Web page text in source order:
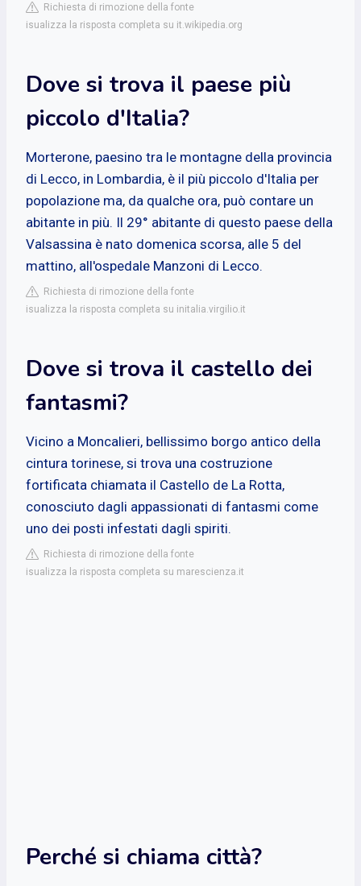
Richiesta di rimozione della fonte
isualizza la risposta completa su it.wikipedia.org
Dove si trova il paese più
piccolo d'Italia?
Morterone, paesino tra le montagne della provincia
di Lecco, in Lombardia, è il più piccolo d'Italia per
popolazione ma, da qualche ora, può contare un
abitante in più. Il 29° abitante di questo paese della
Valsassina è nato domenica scorsa, alle 5 del
mattino, all'ospedale Manzoni di Lecco.
Richiesta di rimozione della fonte
isualizza la risposta completa su initalia.virgilio.it
Dove si trova il castello dei
fantasmi?
Vicino a Moncalieri, bellissimo borgo antico della
cintura torinese, si trova una costruzione
fortificata chiamata il Castello de La Rotta,
conosciuto dagli appassionati di fantasmi come
uno dei posti infestati dagli spiriti.
Richiesta di rimozione della fonte
isualizza la risposta completa su marescienza.it
Perché si chiama città?